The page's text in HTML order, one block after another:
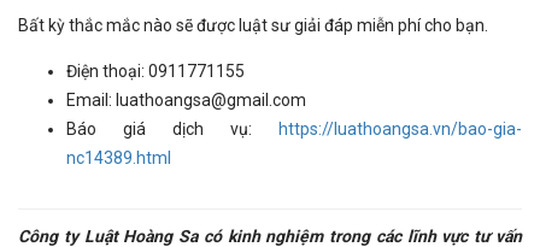
Bất kỳ thắc mắc nào sẽ được luật sư giải đáp miễn phí cho bạn.
Điện thoại: 0911771155
Email: luathoangsa@gmail.com
Báo giá dịch vụ:
https://luathoangsa.vn/bao-gia-
nc14389.html
Công ty Luật Hoàng Sa có kinh nghiệm trong các lĩnh vực tư vấn